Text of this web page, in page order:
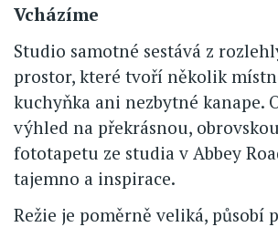
Vcházíme
Studio samotné sestává z
prostor, které tvoří několik
kuchyňka ani nezbytné kanape.
výhled na překrásnou,
fototapetu ze studia v Abbey
tajemno a inspirace.
Režie je poměrně veliká, působí